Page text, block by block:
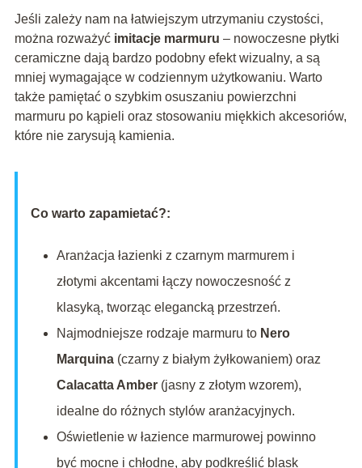
Jeśli zależy nam na łatwiejszym utrzymaniu czystości,
można rozważyć imitacje marmuru – nowoczesne płytki
ceramiczne dają bardzo podobny efekt wizualny, a są
mniej wymagające w codziennym użytkowaniu. Warto
także pamiętać o szybkim osuszaniu powierzchni
marmuru po kąpieli oraz stosowaniu miękkich akcesoriów,
które nie zarysują kamienia.
Co warto zapamietać?:
Aranżacja łazienki z czarnym marmurem i
złotymi akcentami łączy nowoczesność z
klasyką, tworząc elegancką przestrzeń.
Najmodniejsze rodzaje marmuru to Nero
Marquina(czarny z białym żyłkowaniem) oraz
Calacatta Amber(jasny z złotym wzorem),
idealne do różnych stylów aranżacyjnych.
Oświetlenie w łazience marmurowej powinno
być mocne i chłodne, aby podkreślić blask